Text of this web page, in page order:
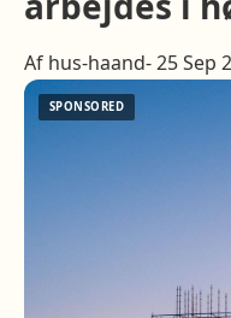
Af hus-haand- 25 Sep